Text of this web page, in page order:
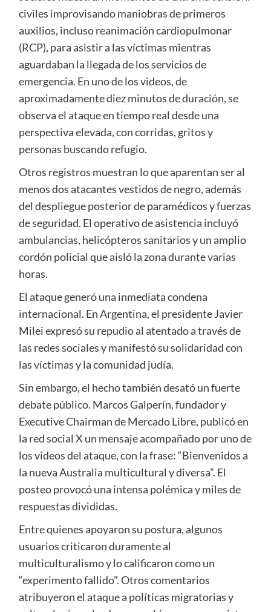
civiles improvisando maniobras de primeros
auxilios, incluso reanimación cardiopulmonar
(RCP), para asistir a las víctimas mientras
aguardaban la llegada de los servicios de
emergencia. En uno de los videos, de
aproximadamente diez minutos de duración, se
observa el ataque en tiempo real desde una
perspectiva elevada, con corridas, gritos y
personas buscando refugio.
Otros registros muestran lo que aparentan ser al
menos dos atacantes vestidos de negro, además
del despliegue posterior de paramédicos y fuerzas
de seguridad. El operativo de asistencia incluyó
ambulancias, helicópteros sanitarios y un amplio
cordón policial que aisló la zona durante varias
horas.
El ataque generó una inmediata condena
internacional. En Argentina, el presidente Javier
Milei expresó su repudio al atentado a través de
las redes sociales y manifestó su solidaridad con
las víctimas y la comunidad judía.
Sin embargo, el hecho también desató un fuerte
debate público. Marcos Galperín, fundador y
Executive Chairman de Mercado Libre, publicó en
la red social X un mensaje acompañado por uno de
los videos del ataque, con la frase: “Bienvenidos a
la nueva Australia multicultural y diversa”. El
posteo provocó una intensa polémica y miles de
respuestas divididas.
Entre quienes apoyaron su postura, algunos
usuarios criticaron duramente al
multiculturalismo y lo calificaron como un
“experimento fallido”. Otros comentarios
atribuyeron el ataque a políticas migratorias y